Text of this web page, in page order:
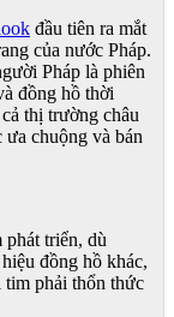
đầu tiên ra mắt
của nước Pháp.
Pháp là phiên
đồng hồ thời
thị trường châu
chuộng và bán
phát triển, dù
đồng hồ khác,
tim phải thổn thức